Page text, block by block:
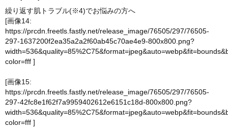
繰り返す肌トラブル(※4)でお悩みの方へ
[画像14:
https://prcdn.freetls.fastly.net/release_image/76505/297/76505-
297-1637200f2ea35a2a2f60ab45c70ae4e9-800x800.png?
color=fff ]
[画像15:
https://prcdn.freetls.fastly.net/release_image/76505/297/76505-
297-42fc8e1f62f7a9959402612e6151c18d-800x800.png?
color=fff ]